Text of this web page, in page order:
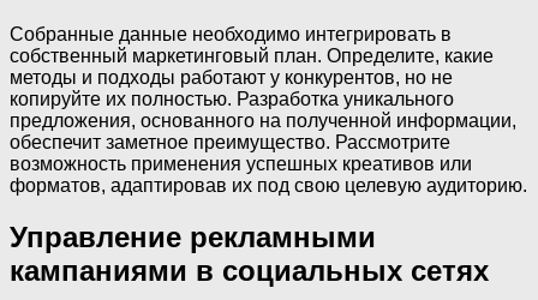
Собранные данные необходимо интегрировать в
собственный маркетинговый план. Определите, какие
методы и подходы работают у конкурентов, но не
копируйте их полностью. Разработка уникального
предложения, основанного на полученной информации,
обеспечит заметное преимущество. Рассмотрите
возможность применения успешных креативов или
форматов, адаптировав их под свою целевую аудиторию.
Управление рекламными
кампаниями в социальных сетях